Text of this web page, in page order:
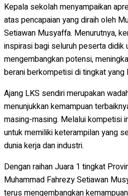
Kepala sekolah menyampaikan
atas pencapaian yang diraih oleh
Setiawan Musyaffa. Menurutnya,
inspirasi bagi seluruh peserta didik
mengembangkan potensi,
berani berkompetisi di tingkat yang
Ajang LKS sendiri merupakan
menunjukkan kemampuan
masing-masing. Melalui kompetisi
untuk memiliki keterampilan yang
dunia kerja dan industri.
Dengan raihan Juara 1 tingkat
Muhammad Fahrezy Setiawan
terus mengembangkan